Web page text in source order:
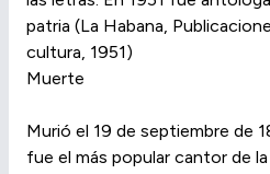
patria (La Habana,
cultura, 1951)
Muerte
Murió el 19 de septiembre de
fue el más popular cantor de